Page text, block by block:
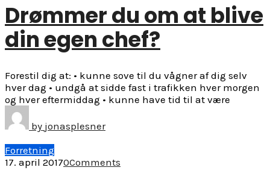
Drømmer du om at blive
din egen chef?
Forestil dig at: • kunne sove til du vågner af dig selv
hver dag • undgå at sidde fast i trafikken hver morgen
og hver eftermiddag • kunne have tid til at være
by jonasplesner
Forretning
17. april 20170Comments